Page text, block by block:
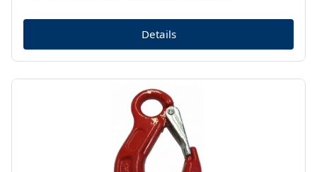
Details